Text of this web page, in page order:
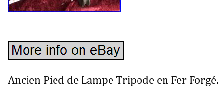
Ancien Pied de Lampe Tripode en Fer